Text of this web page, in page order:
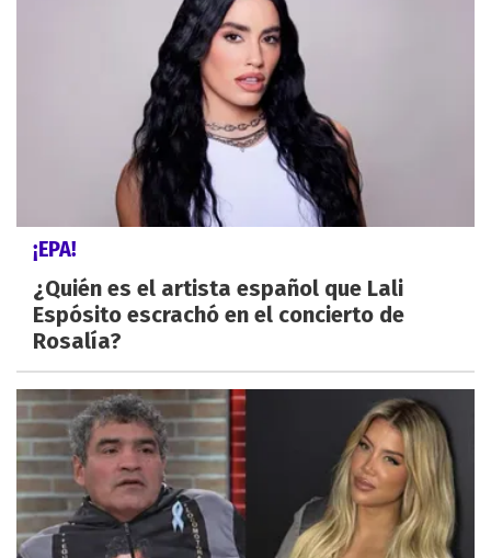
¡EPA!
¿Quién es el artista español que Lali
Espósito escrachó en el concierto de
Rosalía?